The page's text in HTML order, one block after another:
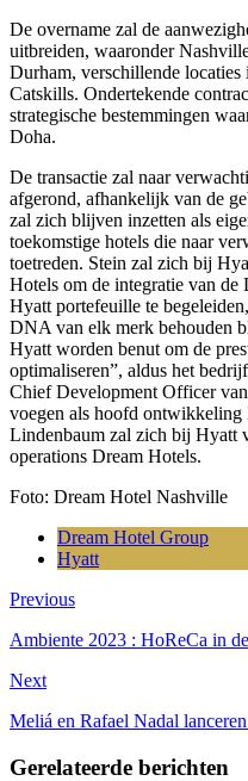
De overname zal de
uitbreiden, waaronder
Durham, verschillende
Catskills. Ondertekende
strategische bestemmingen
Doha.
De transactie zal naar
afgerond, afhankelijk van de
zal zich blijven inzetten als
toekomstige hotels die naar
toetreden. Stein zal zich bij
Hotels om de integratie van
Hyatt portefeuille te
DNA van elk merk behouden
Hyatt worden benut om de
optimaliseren”, aldus het
Chief Development Officer
voegen als hoofd
Lindenbaum zal zich bij Hyatt
operations Dream Hotels.
Foto: Dream Hotel Nashville
Dream Hotel Group
Hyatt
Previous
Ambiente 2023 : HoReCa in
Next
Meliá en Rafael Nadal
Gerelateerde berichten